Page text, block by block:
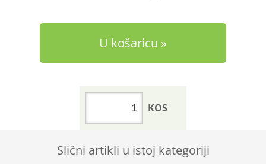
U košaricu
KOS
Slični artikli u istoj kategoriji